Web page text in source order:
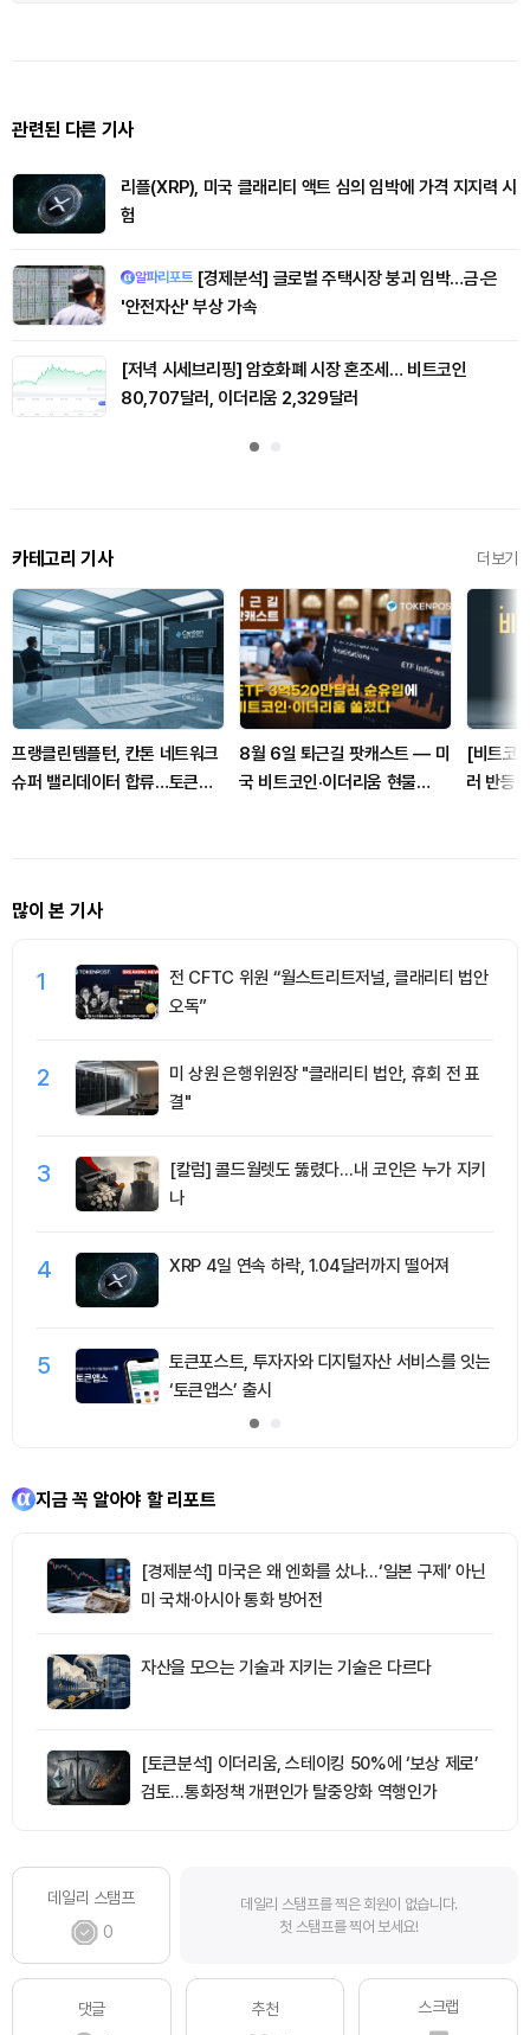
관련된 다른 기사
리플(XRP), 미국 클래리티 액트 심의 임박에 가격 지지력 시
험
알파리포트[경제분석] 글로벌 주택시장 붕괴 임박…금·은
'안전자산' 부상 가속
[저녁 시세브리핑] 암호화폐 시장 혼조세… 비트코인
80,707달러, 이더리움 2,329달러
카테고리 기사 더보기
프랭클린템플턴, 칸톤 네트워크
슈퍼 밸리데이터 합류…토큰화
8월 6일 퇴근길 팟캐스트 — 미
국 비트코인·이더리움 현물
[비트코
러 반등…
많이 본 기사
1
전 CFTC 위원 “월스트리트저널, 클래리티 법안
오독”
2
미 상원 은행위원장 "클래리티 법안, 휴회 전 표
결"
3
[칼럼] 콜드월렛도 뚫렸다…내 코인은 누가 지키
나
4 XRP 4일 연속 하락, 1.04달러까지 떨어져
5
토큰포스트, 투자자와 디지털자산 서비스를 잇는
‘토큰앱스’ 출시
지금 꼭 알아야 할 리포트
[경제분석] 미국은 왜 엔화를 샀나…‘일본 구제’ 아닌
미 국채·아시아 통화 방어전
자산을 모으는 기술과 지키는 기술은 다르다
[토큰분석] 이더리움, 스테이킹 50%에 ‘보상 제로’
검토…통화정책 개편인가 탈중앙화 역행인가
데일리 스탬프
0
데일리 스탬프를 찍은 회원이 없습니다.
첫 스탬프를 찍어 보세요!
댓글
추천
스크랩